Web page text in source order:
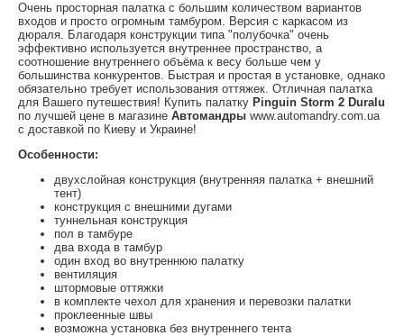
Очень просторная палатка с большим количеством вариантов
входов и просто огромным тамбуром. Версия с каркасом из
дюраля. Благодаря конструкции типа "полубочка" очень
эффективно используется внутреннее пространство, а
соотношение внутреннего объёма к весу больше чем у
большинства конкурентов. Быстрая и простая в установке, однако
обязательно требует использования оттяжек. Отличная палатка
для Вашего путешествия! Купить палатку Pinguin Storm 2 Duralu
по лучшей цене в магазине Автомандры www.automandry.com.ua
с доставкой по Киеву и Украине!
Особенности:
двухслойная конструкция (внутренняя палатка + внешний
тент)
конструкция с внешними дугами
туннельная конструкция
пол в тамбуре
два входа в тамбур
один вход во внутреннюю палатку
вентиляция
штормовые оттяжки
в комплекте чехол для хранения и перевозки палатки
проклеенные швы
возможна установка без внутреннего тента